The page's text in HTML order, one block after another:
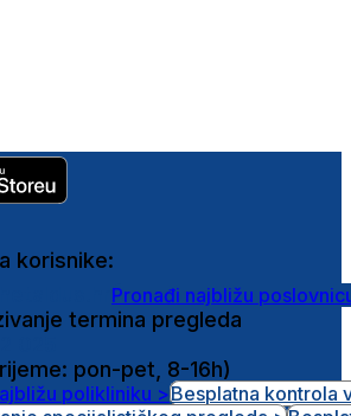
korisnike:
Pronađi najbližu
termina pregleda
pon-pet, 8-16h)
polikliniku >Besplatna kontrola